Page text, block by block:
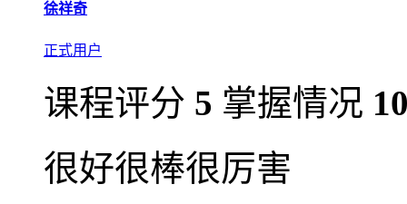
徐祥奇
正式用户
课程评分 5 掌握情况
很好很棒很厉害